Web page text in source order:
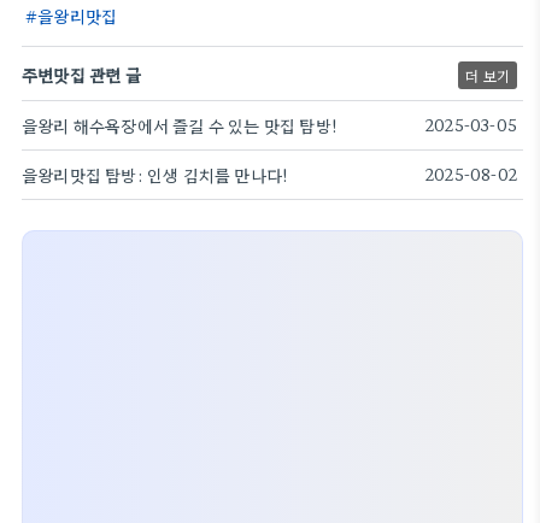
을왕리맛집
주변맛집 관련 글 더 보기
을왕리 해수욕장에서 즐길 수 있는 맛집 탐방! 2025-03-05
을왕리맛집 탐방: 인생 김치를 만나다! 2025-08-02